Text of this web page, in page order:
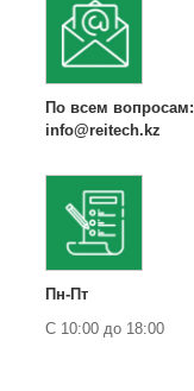
По всем вопросам:
info@reitech.kz
Пн-Пт
С 10:00 до 18:00